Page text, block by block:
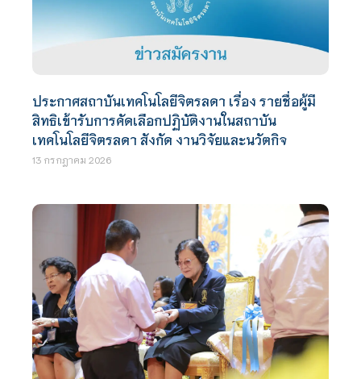
ประกาศสถาบันเทคโนโลยีจิตรลดา เรื่อง รายชื่อผู้มี
สิทธิเข้ารับการคัดเลือกปฏิบัติงานในสถาบัน
เทคโนโลยีจิตรลดา สังกัด งานวิจัยและนวัตกิจ
13 กรกฎาคม 2026